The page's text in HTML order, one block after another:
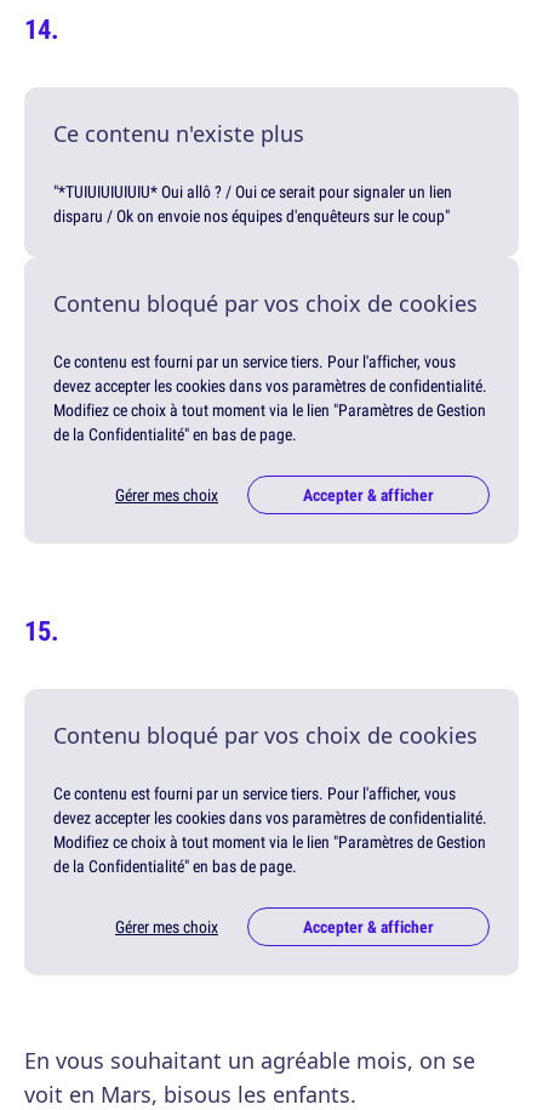
Ce contenu n'existe plus
"*TUIUIUIUIUIU* Oui allô ? / Oui ce serait pour signaler un lien
disparu / Ok on envoie nos équipes d'enquêteurs sur le coup"
Contenu bloqué par vos choix de cookies
Ce contenu est fourni par un service tiers. Pour l'afficher, vous
devez accepter les cookies dans vos paramètres de confidentialité.
Modifiez ce choix à tout moment via le lien "Paramètres de Gestion
de la Confidentialité" en bas de page.
Gérer mes choix Accepter & afficher
Contenu bloqué par vos choix de cookies
Ce contenu est fourni par un service tiers. Pour l'afficher, vous
devez accepter les cookies dans vos paramètres de confidentialité.
Modifiez ce choix à tout moment via le lien "Paramètres de Gestion
de la Confidentialité" en bas de page.
Gérer mes choix Accepter & afficher
En vous souhaitant un agréable mois, on se
voit en Mars, bisous les enfants.